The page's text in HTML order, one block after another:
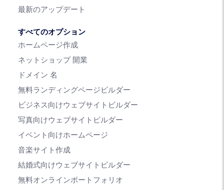
最新のアップデート
すべてのオプション
ホームページ作成
ネットショップ 開業
ドメイン 名
無料ランディングページビルダー
ビジネス向けウェブサイトビルダー
写真向けウェブサイトビルダー
イベント向けホームページ
音楽サイト作成
結婚式向けウェブサイトビルダー
無料オンラインポートフォリオ